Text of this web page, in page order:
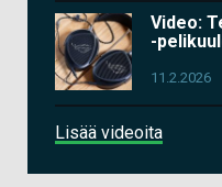
Video:
-
11.2.2026
Lisää videoita